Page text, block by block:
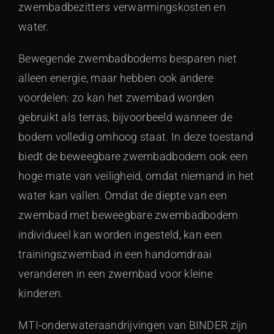
zwembadbezitters verwarmingskosten en
water.
Bewegende zwembadbodems besparen niet
alleen energie, maar hebben ook andere
voordelen: zo kan het zwembad worden
gebruikt als terras, bijvoorbeeld wanneer de
bodem volledig omhoog staat. In deze toestand
biedt de beweegbare zwembadbodem ook een
hoge mate van veiligheid, omdat niemand in het
water kan vallen. Omdat de diepte van een
zwembad met beweegbare zwembadbodem
individueel kan worden ingesteld, kan een
trainingszwembad in een handomdraai
veranderen in een zwembad voor kleine
kinderen.
MTI-onderwateraandrijvingen van BINDER zijn